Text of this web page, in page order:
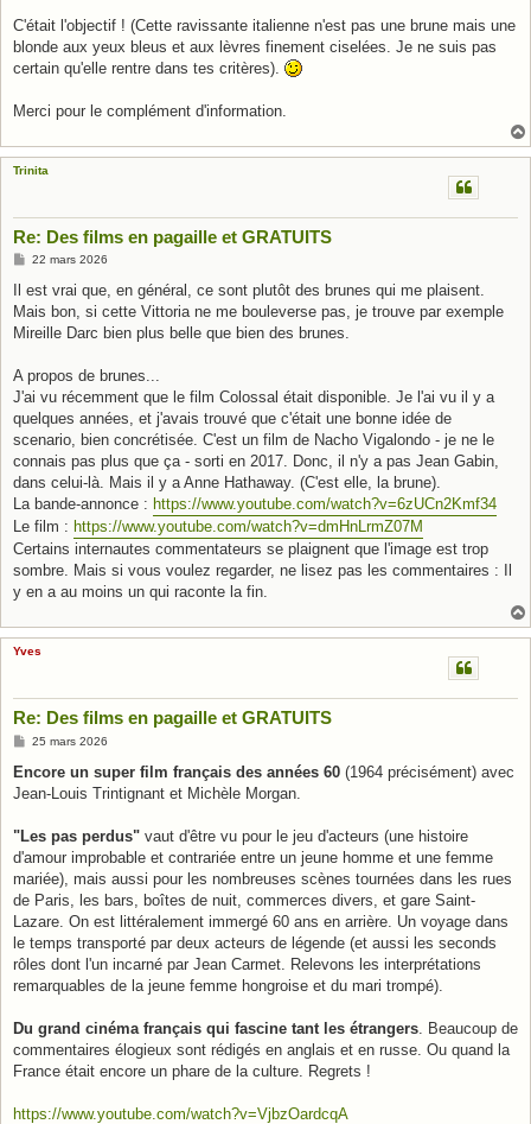
C'était l'objectif ! (Cette ravissante italienne n'est pas une brune mais une
blonde aux yeux bleus et aux lèvres finement ciselées. Je ne suis pas
certain qu'elle rentre dans tes critères).
Merci pour le complément d'information.
Trinita
Re: Des films en pagaille et GRATUITS
M
s
a
g
22 mars 2026
Il est vrai que, en général, ce sont plutôt des brunes qui me plaisent.
Mais bon, si cette Vittoria ne me bouleverse pas, je trouve par exemple
Mireille Darc bien plus belle que bien des brunes.
A propos de brunes...
J'ai vu récemment que le film Colossal était disponible. Je l'ai vu il y a
quelques années, et j'avais trouvé que c'était une bonne idée de
scenario, bien concrétisée. C'est un film de Nacho Vigalondo - je ne le
connais pas plus que ça - sorti en 2017. Donc, il n'y a pas Jean Gabin,
dans celui-là. Mais il y a Anne Hathaway. (C'est elle, la brune).
La bande-annonce : https://www.youtube.com/watch?v=6zUCn2Kmf34
Le film : https://www.youtube.com/watch?v=dmHnLrmZ07M
Certains internautes commentateurs se plaignent que l'image est trop
sombre. Mais si vous voulez regarder, ne lisez pas les commentaires : Il
y en a au moins un qui raconte la fin.
Yves
Re: Des films en pagaille et GRATUITS
M
s
a
25 mars 2026
Encore un super film français des années 60 (1964 précisément) avec
Jean-Louis Trintignant et Michèle Morgan.
"Les pas perdus" vaut d'être vu pour le jeu d'acteurs (une histoire
d'amour improbable et contrariée entre un jeune homme et une femme
mariée), mais aussi pour les nombreuses scènes tournées dans les rues
de Paris, les bars, boîtes de nuit, commerces divers, et gare Saint-
Lazare. On est littéralement immergé 60 ans en arrière. Un voyage dans
le temps transporté par deux acteurs de légende (et aussi les seconds
rôles dont l'un incarné par Jean Carmet. Relevons les interprétations
remarquables de la jeune femme hongroise et du mari trompé).
Du grand cinéma français qui fascine tant les étrangers . Beaucoup de
commentaires élogieux sont rédigés en anglais et en russe. Ou quand la
France était encore un phare de la culture. Regrets !
https://www.youtube.com/watch?v=VjbzOardcqA